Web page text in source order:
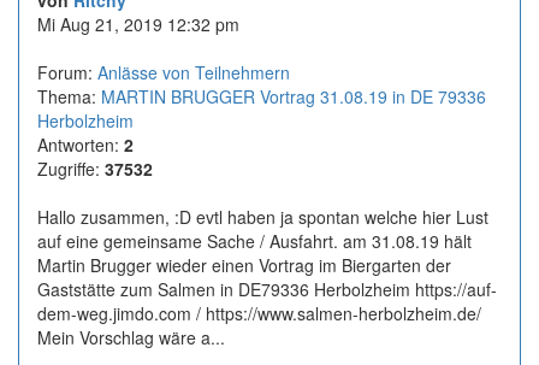
Mi Aug 21, 2019 12:32 pm
Forum: Anlässe von Teilnehmern
Thema: MARTIN BRUGGER Vortrag 31.08.19 in DE 79336
Herbolzheim
Antworten: 2
Zugriffe: 37532
Hallo zusammen, :D evtl haben ja spontan welche hier Lust
auf eine gemeinsame Sache / Ausfahrt. am 31.08.19 hält
Martin Brugger wieder einen Vortrag im Biergarten der
Gaststätte zum Salmen in DE79336 Herbolzheim https://auf-
dem-weg.jimdo.com / https://www.salmen-herbolzheim.de/
Mein Vorschlag wäre a...